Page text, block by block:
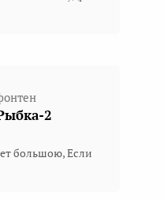
2
большою, Если